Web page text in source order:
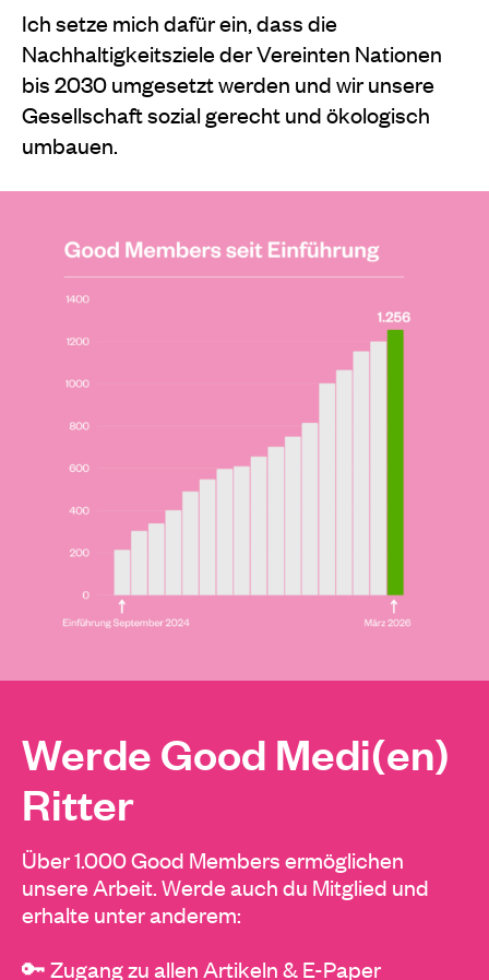
Ich setze mich dafür ein, dass die
Nachhaltigkeitsziele der Vereinten Nationen
bis 2030 umgesetzt werden und wir unsere
Gesellschaft sozial gerecht und ökologisch
umbauen.
Werde Good Medi(en)
Ritter
Über 1.000 Good Members ermöglichen
unsere Arbeit. Werde auch du Mitglied und
erhalte unter anderem:
🔑 Zugang zu allen Artikeln & E-Paper